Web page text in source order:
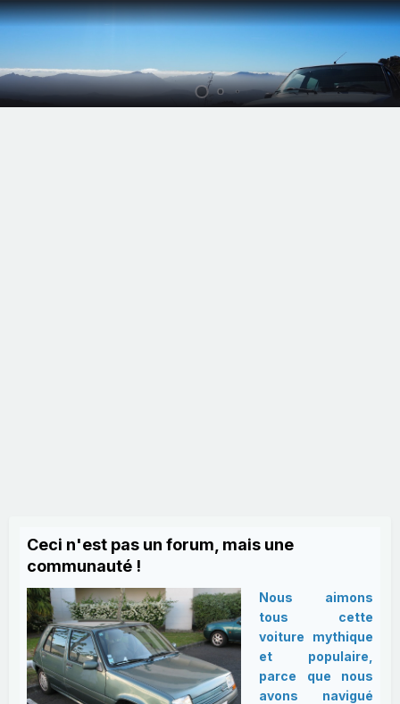
Ceci n'est pas un forum, mais une
communauté !
Nous aimons
tous cette
voiture mythique
et populaire,
parce que nous
avons navigué